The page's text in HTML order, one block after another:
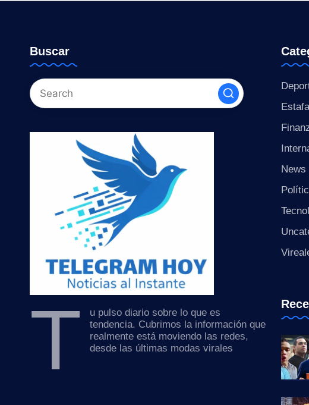
Buscar
T
u pulso diario sobre lo que es
tendencia. Cubrimos la información que
realmente está moviendo las redes,
desde las últimas modas virales
News